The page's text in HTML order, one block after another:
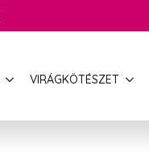
VIRÁGKÖTÉSZET